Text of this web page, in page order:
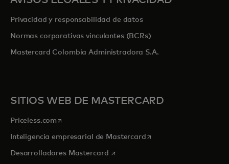
Privacidad y responsabilidad de datos
Normas corporativas vinculantes (BCRs)
Mastercard Colombia Administradora S.A.
SITIOS WEB DE MASTERCARD
Priceless.com se abre en una pestaña nueva
Inteligencia empresarial de Mastercardse abre en una pestaña
Desarrolladores Mastercard se abre en una pestaña nueva